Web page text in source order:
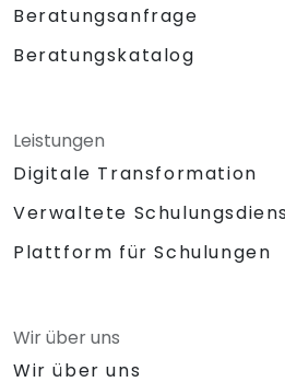
Beratungsanfrage
Beratungskatalog
Leistungen
Digitale Transformation
Verwaltete
Plattform für Schulungen
Wir über uns
Wir über uns